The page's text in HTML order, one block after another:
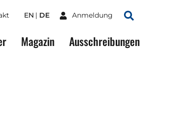
EN DE Anmeldung
Suchen
Magazin Ausschreibungen